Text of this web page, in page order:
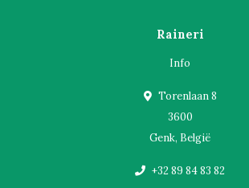
Raineri
Info
Torenlaan 8
3600
Genk, België
+32 89 84 83 82